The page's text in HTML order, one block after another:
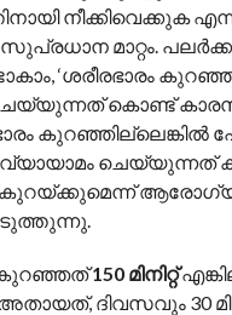
നീക്കിവെക്കുക
മാറ്റം.
‘ശരീരഭാരം
കൊണ്ട്
കുറഞ്ഞില്ലെങ്കിൽ
ചെയ്യുന്നത്
ആരോഗ്യ
150 മിനിറ്റ്
ദിവസവും 30